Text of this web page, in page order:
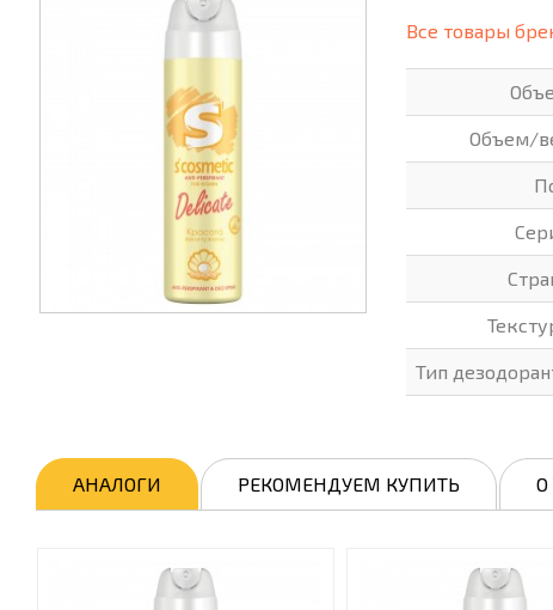
ЭЛЕКТРОНИКА
Все товары
Объем/
Тип
АНАЛОГИ РЕКОМЕНДУЕМ КУПИТЬ О